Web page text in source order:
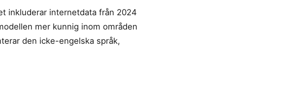
inkluderar internetdata från 2024
mer kunnig inom områden
den icke-engelska språk,